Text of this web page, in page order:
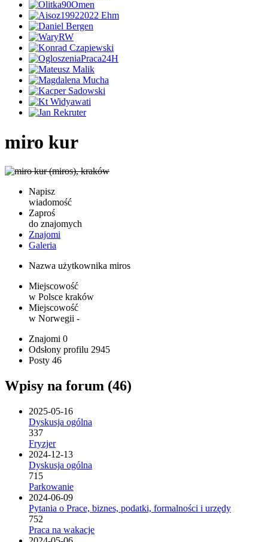
miro kur
Napisz
wiadomość
Zaproś
do znajomych
Znajomi
Galeria
Nazwa użytkownika miros
Miejscowość
w Polsce kraków
Miejscowość
w Norwegii -
Znajomi 0
Odsłony profilu 2945
Posty 46
Wpisy na forum (46)
2025-05-16
Dyskusja ogólna
337
Fryzjer
2024-12-13
Dyskusja ogólna
715
Parkowanie
2024-06-09
Pytania o Prace, biznes, podatki, formalności i urzędy
752
Praca na wakacje